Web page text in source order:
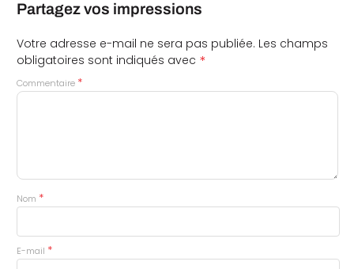
Partagez vos impressions
Votre adresse e-mail ne sera pas publiée. Les champs
obligatoires sont indiqués avec *
Commentaire *
Nom *
E-mail *